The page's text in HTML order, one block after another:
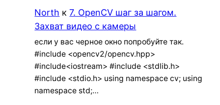
North к7. OpenCV шаг за шагом.
Захват видео с камеры
если у вас черное окно попробуйте так.
#include <opencv2/opencv.hpp>
#include<iostream> #include <stdlib.h>
#include <stdio.h> using namespace cv; using
namespace std;…